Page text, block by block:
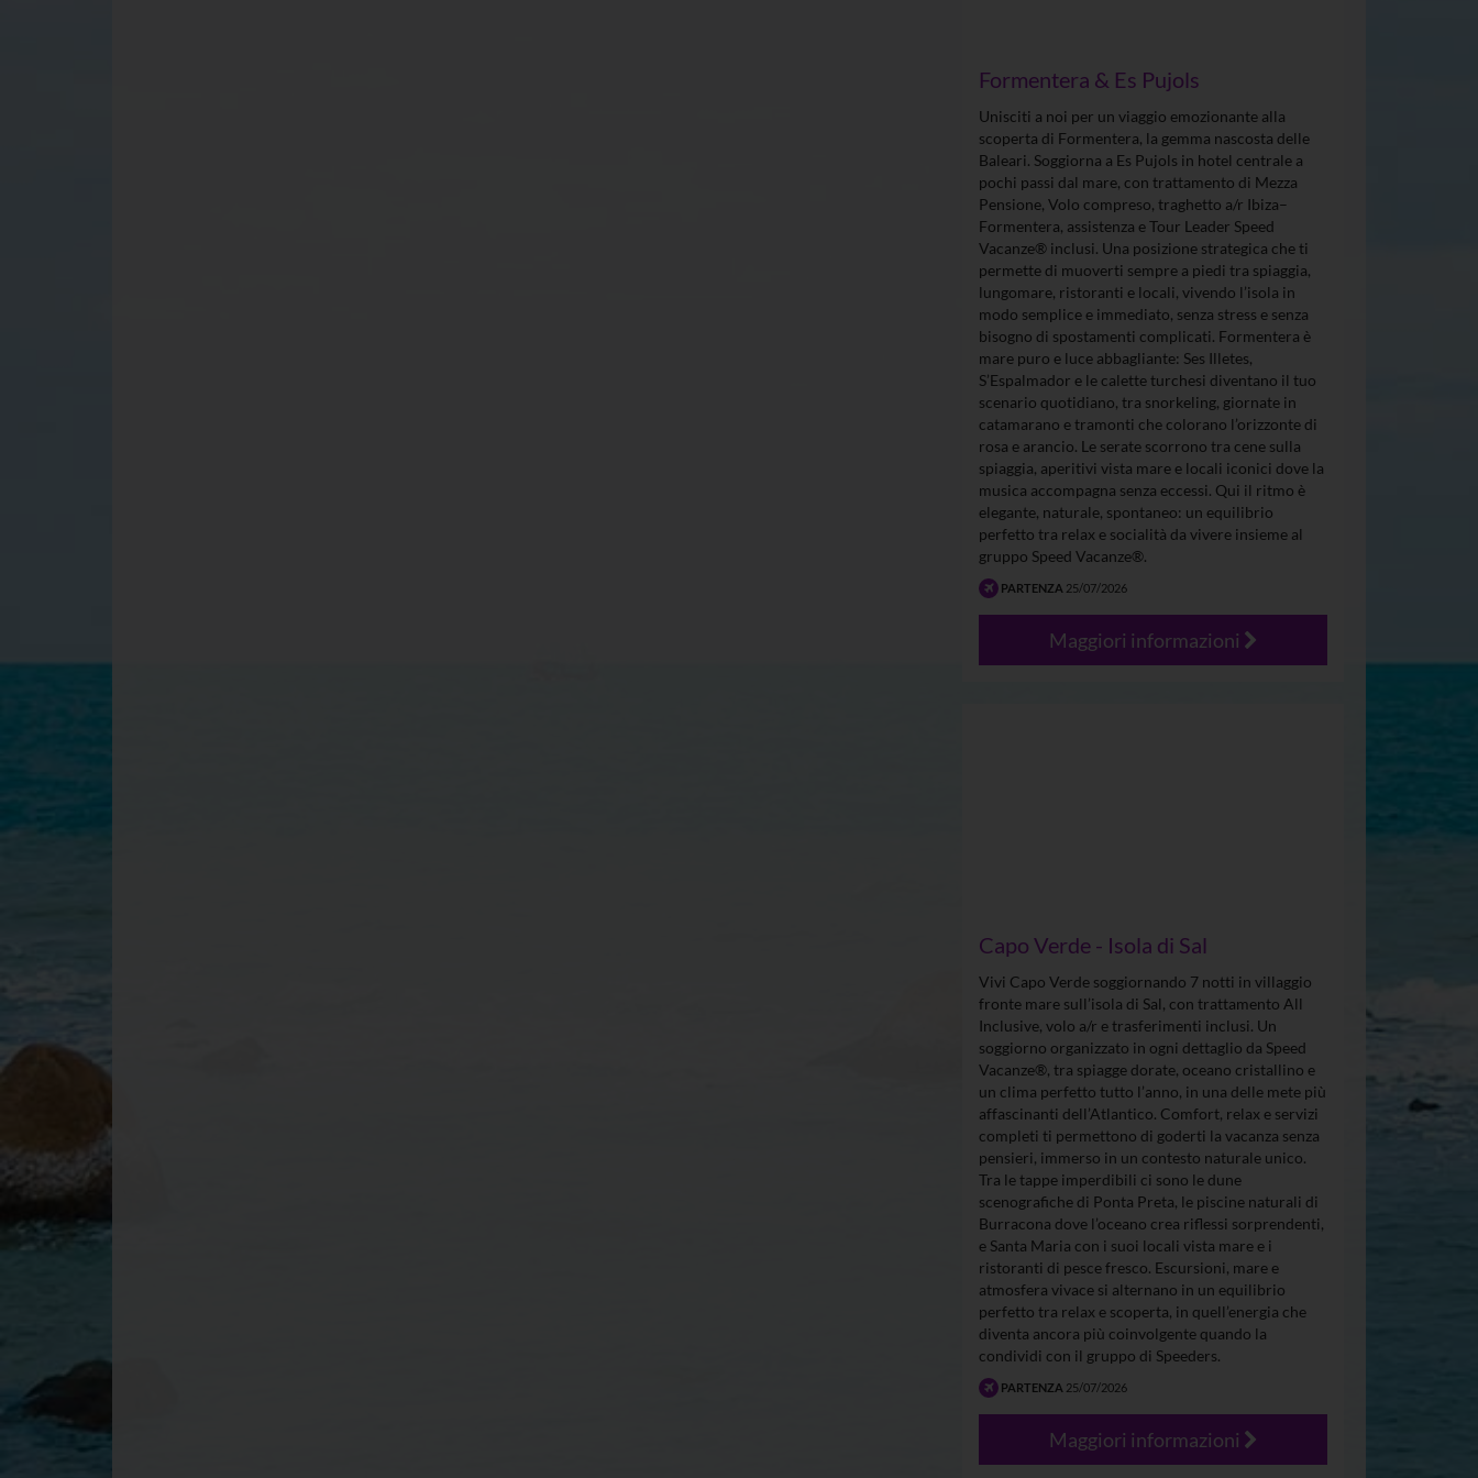
Formentera & Es Pujols
Unisciti a noi per un viaggio emozionante alla
scoperta di Formentera, la gemma nascosta delle
Baleari. Soggiorna a Es Pujols in hotel centrale a
pochi passi dal mare, con trattamento di Mezza
Pensione, Volo compreso, traghetto a/r Ibiza–
Formentera, assistenza e Tour Leader Speed
Vacanze® inclusi. Una posizione strategica che ti
permette di muoverti sempre a piedi tra spiaggia,
lungomare, ristoranti e locali, vivendo l’isola in
modo semplice e immediato, senza stress e senza
bisogno di spostamenti complicati. Formentera è
mare puro e luce abbagliante: Ses Illetes,
S’Espalmador e le calette turchesi diventano il tuo
scenario quotidiano, tra snorkeling, giornate in
catamarano e tramonti che colorano l’orizzonte di
rosa e arancio. Le serate scorrono tra cene sulla
spiaggia, aperitivi vista mare e locali iconici dove la
musica accompagna senza eccessi. Qui il ritmo è
elegante, naturale, spontaneo: un equilibrio
perfetto tra relax e socialità da vivere insieme al
gruppo Speed Vacanze®.
PARTENZA 25/07/2026
Maggiori informazioni
Capo Verde - Isola di Sal
Vivi Capo Verde soggiornando 7 notti in villaggio
fronte mare sull’isola di Sal, con trattamento All
Inclusive, volo a/r e trasferimenti inclusi. Un
soggiorno organizzato in ogni dettaglio da Speed
Vacanze®, tra spiagge dorate, oceano cristallino e
un clima perfetto tutto l’anno, in una delle mete più
affascinanti dell’Atlantico. Comfort, relax e servizi
completi ti permettono di goderti la vacanza senza
pensieri, immerso in un contesto naturale unico.
Tra le tappe imperdibili ci sono le dune
scenografiche di Ponta Preta, le piscine naturali di
Burracona dove l’oceano crea riflessi sorprendenti,
e Santa Maria con i suoi locali vista mare e i
ristoranti di pesce fresco. Escursioni, mare e
atmosfera vivace si alternano in un equilibrio
perfetto tra relax e scoperta, in quell’energia che
diventa ancora più coinvolgente quando la
condividi con il gruppo di Speeders.
PARTENZA 25/07/2026
Maggiori informazioni